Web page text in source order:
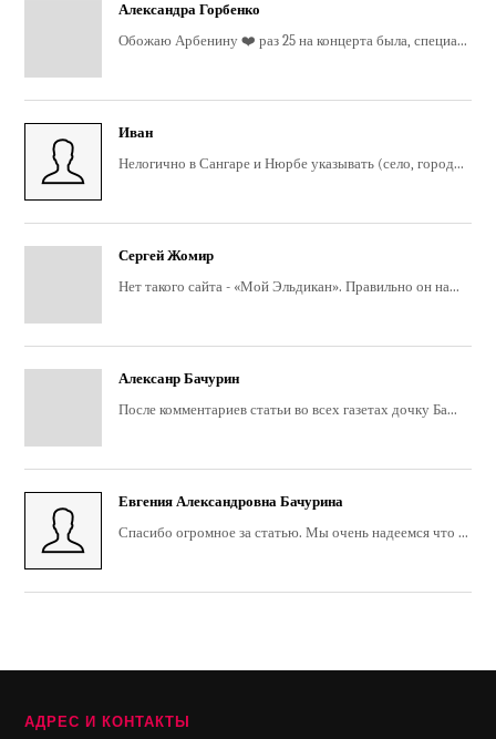
Александра Горбенко
Обожаю Арбенину ❤️ раз 25 на концерта была, специа...
Иван
Нелогично в Сангаре и Нюрбе указывать (село, город...
Сергей Жомир
Нет такого сайта - «Мой Эльдикан». Правильно он на...
Алексанр Бачурин
После комментариев статьи во всех газетах дочку Ба...
Евгения Александровна Бачурина
Спасибо огромное за статью. Мы очень надеемся что ...
АДРЕС И КОНТАКТЫ